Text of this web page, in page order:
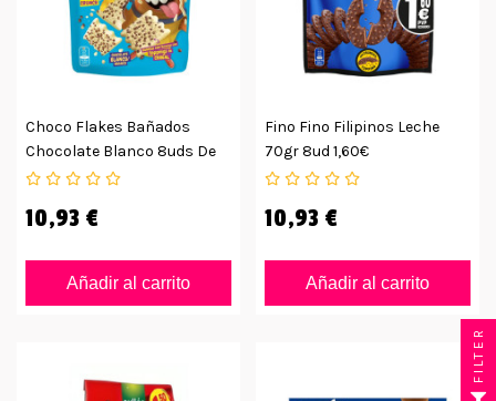
Choco Flakes Bañados
Chocolate Blanco 8uds De
87grs
10,93 €
Añadir al carrito
Fino Fino Filipinos Leche
70gr 8ud 1,60€
10,93 €
Añadir al carrito
FILTER